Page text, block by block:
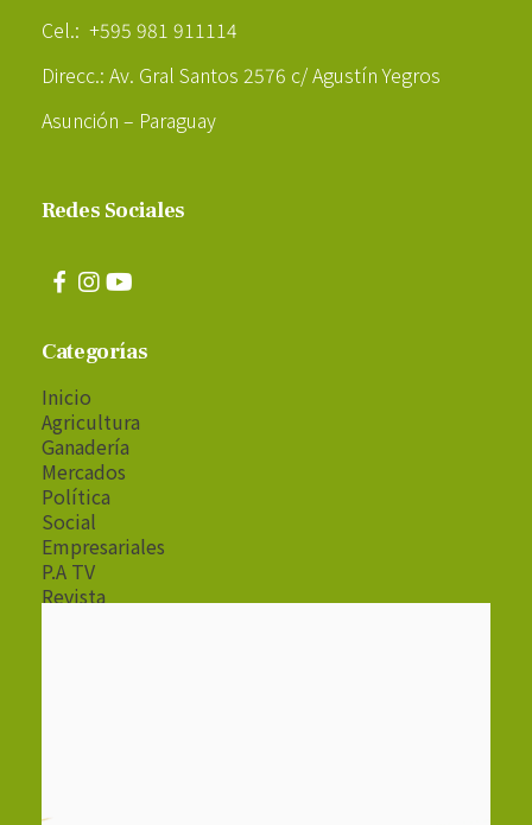
Cel.: +595 981 911114
Direcc.: Av. Gral Santos 2576 c/ Agustín Yegros
Asunción – Paraguay
Redes Sociales
Categorías
Inicio
Agricultura
Ganadería
Mercados
Política
Social
Empresariales
P.A TV
Revista